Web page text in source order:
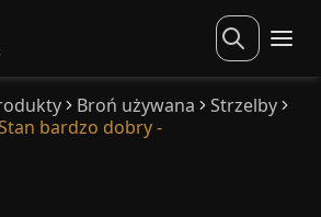
Broń używana
Strzelby
bardzo dobry -